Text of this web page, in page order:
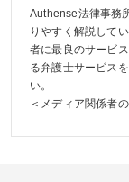
Authense法律事務
りやすく解説して
者に最良のサービ
る弁護士サービス
い。
＜メディア関係者